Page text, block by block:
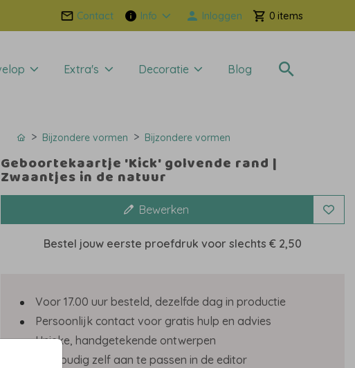
Contact Info Inloggen 0
Extra's Decoratie Blog
Bijzondere vormen Bijzondere vormen
Geboortekaartje 'Kick' golvende rand |
Zwaantjes in de natuur
Bewerken
Bestel jouw eerste proefdruk voor slechts € 2,50
Voor 17.00 uur besteld, dezelfde dag in productie
Persoonlijk contact voor gratis hulp en advies
Unieke, handgetekende ontwerpen
Eenvoudig zelf aan te passen in de editor